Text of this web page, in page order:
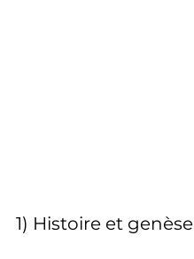
1) Histoire et genèse